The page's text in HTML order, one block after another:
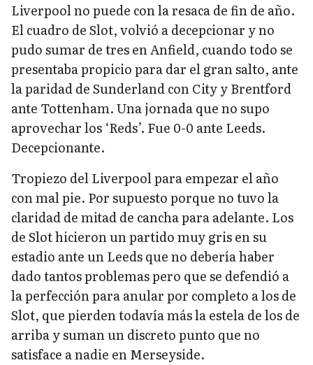
Liverpool no puede con la resaca de fin de año.
El cuadro de Slot, volvió a decepcionar y no
pudo sumar de tres en Anfield, cuando todo se
presentaba propicio para dar el gran salto, ante
la paridad de Sunderland con City y Brentford
ante Tottenham. Una jornada que no supo
aprovechar los ‘Reds’. Fue 0-0 ante Leeds.
Decepcionante.
Tropiezo del Liverpool para empezar el año
con mal pie. Por supuesto porque no tuvo la
claridad de mitad de cancha para adelante. Los
de Slot hicieron un partido muy gris en su
estadio ante un Leeds que no debería haber
dado tantos problemas pero que se defendió a
la perfección para anular por completo a los de
Slot, que pierden todavía más la estela de los de
arriba y suman un discreto punto que no
satisface a nadie en Merseyside.